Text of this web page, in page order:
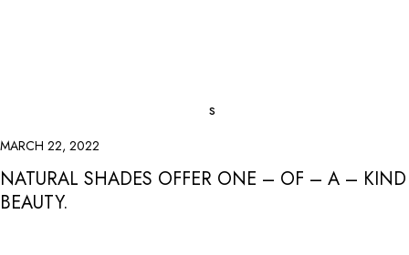
MARCH 22, 2022
NATURAL SHADES OFFER ONE – OF – A – KIND
BEAUTY.